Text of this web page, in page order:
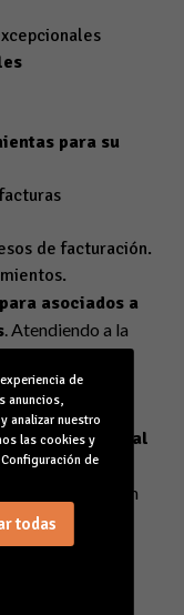
para su
de facturación.
asociados a
. Atendiendo a la
se regula el
empleo en el
General
dispone de
precio la gestión
será
trámites
de dichas
de
anuncios,
analizar nuestro
las cookies y
de
todas